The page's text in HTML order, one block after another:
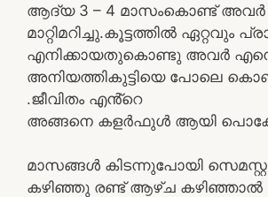
ആദ്യ 3 – 4 മാസംകൊണ്ട് അവർ
മാറ്റിമറിച്ചു.കൂട്ടത്തിൽ ഏറ്റവും
എനിക്കായതുകൊണ്ടു അവർ
അനിയത്തികുട്ടിയെ പോലെ
.ജീവിതം എൻ്റെ
അങ്ങനെ കളർഫുൾ ആയി
മാസങ്ങൾ കിടന്നുപോയി
കഴിഞ്ഞു രണ്ട് ആഴ്ച കഴിഞ്ഞാൽ